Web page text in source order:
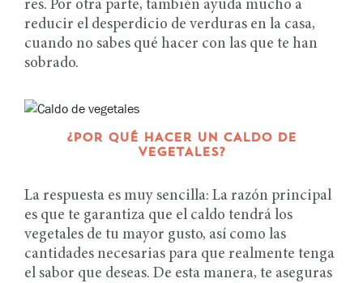
res. Por otra parte, también ayuda mucho a
reducir el desperdicio de verduras en la casa,
cuando no sabes qué hacer con las que te han
sobrado.
¿POR QUÉ HACER UN CALDO DE
VEGETALES?
La respuesta es muy sencilla: La razón principal
es que te garantiza que el caldo tendrá los
vegetales de tu mayor gusto, así como las
cantidades necesarias para que realmente tenga
el sabor que deseas. De esta manera, te aseguras